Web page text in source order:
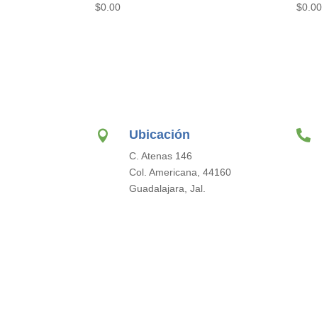
$0.00 $0.00
 Ubicación
C. Atenas 146
Col. Americana, 44160
Guadalajara, Jal.
